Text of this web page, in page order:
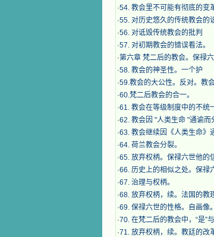
·54. 教会里不可能有彻底的变
·55. 对历史悠久的传统教会的
·56. 对诋毁传统教会的批判
·57. 对初期教会的错误看法。
·第六章 梵二后的教会。保禄
·​58. 教会的神圣性。一个护
·59.教会的大公性。反对。教
·60.梵二后教会的合一。
·61. 教会在等级制度中的不统
·62. 教会因 "人类生命 "通谕而
·63. 教会继续因《人类生命》
·64. 荷兰教会分裂。
·65. 放弃权柄。保禄六世他的
·66. 历史上的相似之处。保禄
·67. 治理与权柄。
·68. 放弃权柄，续。法国的教
·69. 保禄六世的性格。自画像
·70. 在梵二后的教会中，“是”
·71. 放弃权柄，续。教廷的改